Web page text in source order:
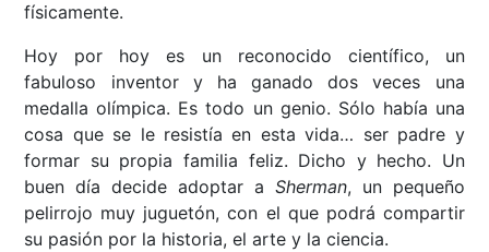
físicamente.
Hoy por hoy es un reconocido científico, un
fabuloso inventor y ha ganado dos veces una
medalla olímpica. Es todo un genio. Sólo había una
cosa que se le resistía en esta vida… ser padre y
formar su propia familia feliz. Dicho y hecho. Un
buen día decide adoptar a Sherman, un pequeño
pelirrojo muy juguetón, con el que podrá compartir
su pasión por la historia, el arte y la ciencia.